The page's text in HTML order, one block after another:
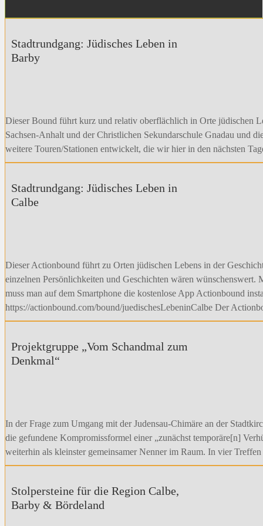
Stadtrundgang: Jüdisches Leben in
Barby
Dieser Bound führt kurz und relativ oberflächlich in Orte jüdischen
Sachsen-Anhalt und der Christlichen Sekundarschule Gnadau und
weitere Touren/Stationen entwickelt, die wir hier in den nächsten
Stadtrundgang: Jüdisches Leben in
Calbe
Dieser Actionbound führt zu Orten jüdischen Lebens in der
einzelnen Persönlichkeiten und Geschichten wären
muss man auf dem Smartphone die kostenlose App Actionbound
https://actionbound.com/bound/juedischesLebeninCalbe Der
Projektgruppe „Vom Schandmal zum
Denkmal“
In der Frage zum Umgang mit der Judensau-Chimäre an der
die gefundene Kompromissformel einer „zunächst temporäre[n]
weiterhin als kleinster gemeinsamer Nenner im Raum. In vier
Stolpersteine für die Region Calbe,
Barby & Bördeland